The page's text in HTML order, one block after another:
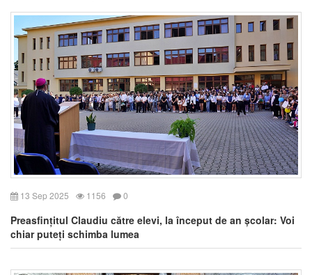
13 Sep 2025 1156 0
Preasfințitul Claudiu către elevi, la început de an școlar: Voi
chiar puteți schimba lumea